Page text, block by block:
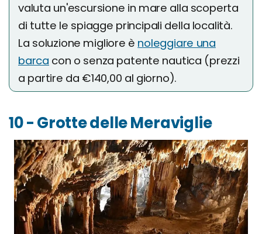
valuta un'escursione in mare alla scoperta
di tutte le spiagge principali della località.
La soluzione migliore è noleggiare una
barca con o senza patente nautica (prezzi
a partire da €140,00 al giorno).
10 - Grotte delle Meraviglie